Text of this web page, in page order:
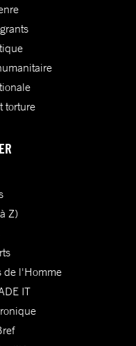
torture
Z)
de l'Homme
IT